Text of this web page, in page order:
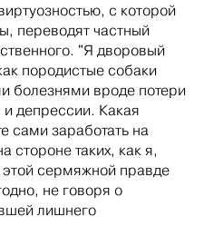
с которой
переводят частный
"Я дворовый
породистые собаки
болезнями вроде потери
депрессии. Какая
сами заработать на
стороне таких, как я,
этой сермяжной правде
не говоря о
лишнего